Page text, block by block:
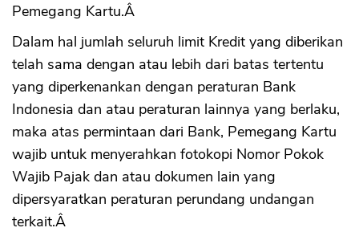
Pemegang Kartu.Â
Dalam hal jumlah seluruh limit Kredit yang diberikan
telah sama dengan atau lebih dari batas tertentu
yang diperkenankan dengan peraturan Bank
Indonesia dan atau peraturan lainnya yang berlaku,
maka atas permintaan dari Bank, Pemegang Kartu
wajib untuk menyerahkan fotokopi Nomor Pokok
Wajib Pajak dan atau dokumen lain yang
dipersyaratkan peraturan perundang undangan
terkait.Â